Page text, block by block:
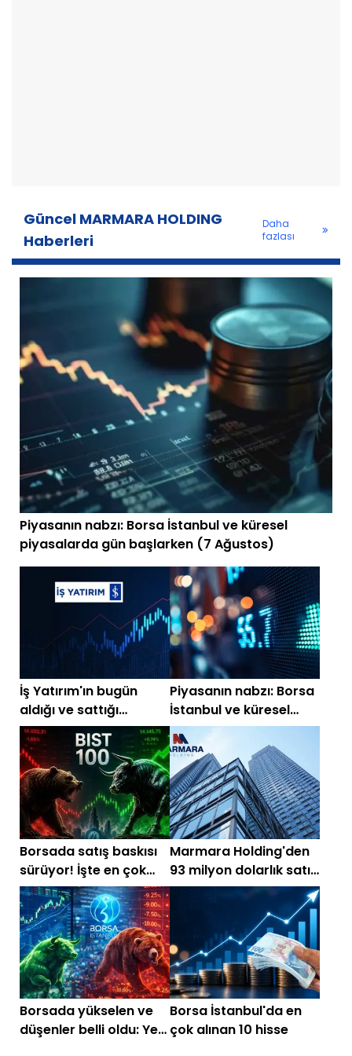
Güncel MARMARA HOLDING
Haberleri
Daha
fazlası
Piyasanın nabzı: Borsa İstanbul ve küresel
piyasalarda gün başlarken (7 Ağustos)
İş Yatırım'ın bugün
aldığı ve sattığı
hisseler belli oldu!
Piyasanın nabzı: Borsa
İstanbul ve küresel
piyasalarda gün
başlarken (30
Temmuz)
Borsada satış baskısı
sürüyor! İşte en çok
yükselen ve düşen
hisseler
Marmara Holding'den
93 milyon dolarlık satış
kararı!
Borsada yükselen ve
düşenler belli oldu: Yeni
Borsa İstanbul'da en
çok alınan 10 hisse